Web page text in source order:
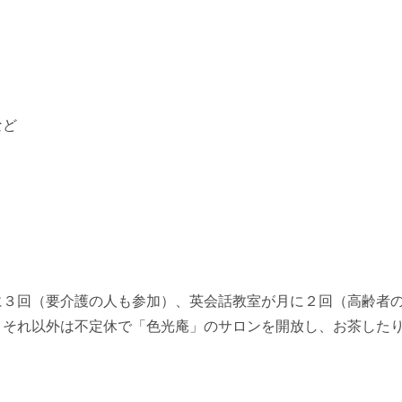
ど
回（要介護の人も参加）、英会話教室が月に２回（高齢者
れ以外は不定休で「色光庵」のサロンを開放し、お茶した